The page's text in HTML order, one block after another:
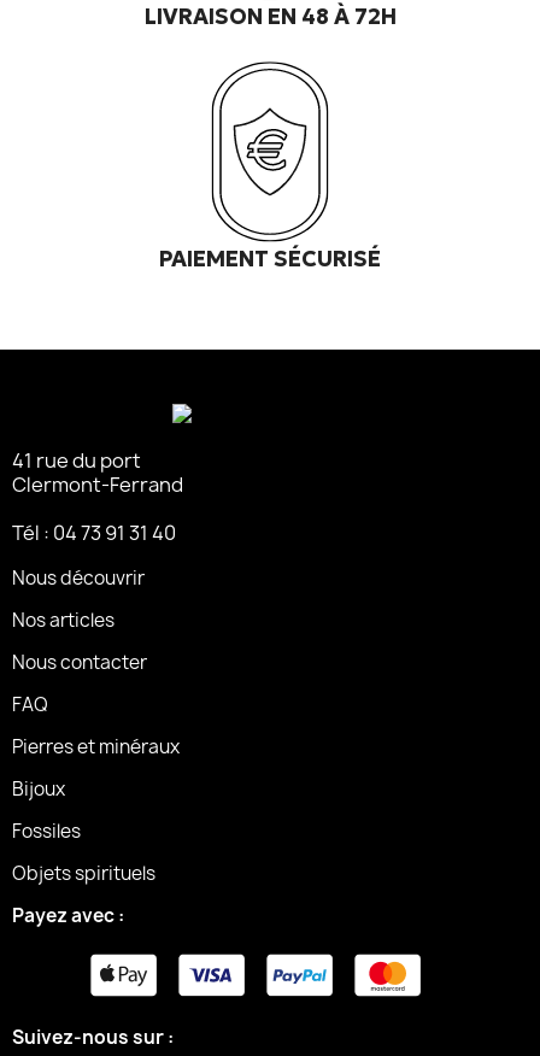
LIVRAISON EN 48 À 72H
PAIEMENT SÉCURISÉ
41 rue du port
Clermont-Ferrand
Tél : 04 73 91 31 40
Nous découvrir
Nos articles
Nous contacter
FAQ
Pierres et minéraux
Bijoux
Fossiles
Objets spirituels
Payez avec :
Suivez-nous sur :